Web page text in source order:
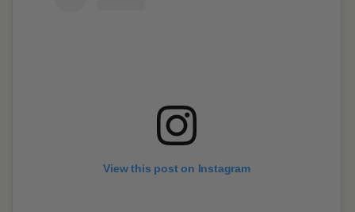
View this post on Instagram